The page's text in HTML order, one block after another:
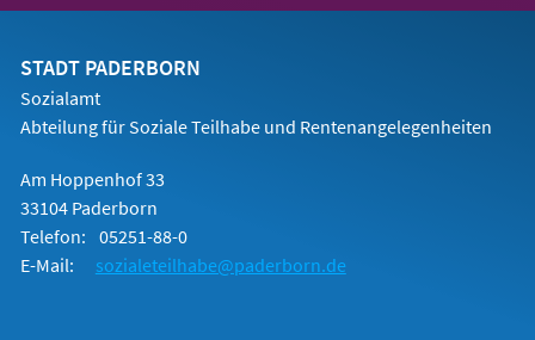
STADT PADERBORN
Sozialamt
Abteilung für Soziale Teilhabe und Rentenangelegenheiten
Am Hoppenhof 33
33104 Paderborn
Telefon: 05251-88-0
E-Mail:
sozialeteilhabe@paderborn.de